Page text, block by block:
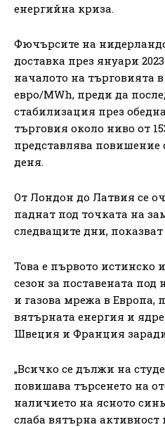
енергийна криза.
Фючърсите на
доставка през януари
началото на търговията в
евро/MWh, преди да
стабилизация през
търговия около ниво от
представлява повишение
деня.
От Лондон до Латвия се
паднат под точката на
следващите дни, показват
Това е първото истинско
сезон за поставената
и газова мрежа в Европа,
вятърната енергия и
Швеция и Франция
„Всичко се дължи на
повишава търсенето на
наличието на ясното
слаба вятърна активност